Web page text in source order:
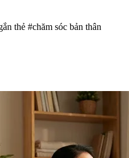
thẻ #chăm sóc bản thân